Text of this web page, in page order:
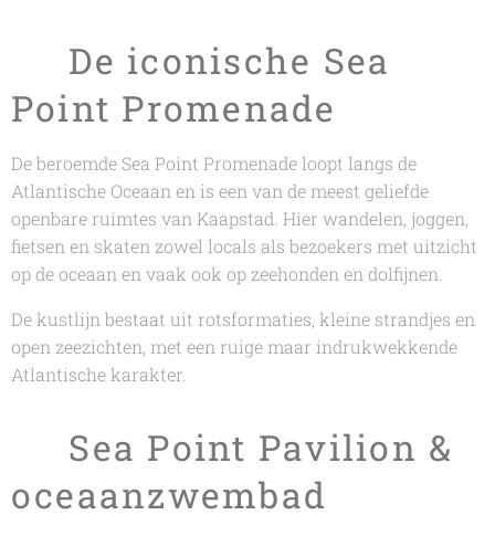
🌊 De iconische Sea
Point Promenade
De beroemde Sea Point Promenade loopt langs de
Atlantische Oceaan en is een van de meest geliefde
openbare ruimtes van Kaapstad. Hier wandelen, joggen,
fietsen en skaten zowel locals als bezoekers met uitzicht
op de oceaan en vaak ook op zeehonden en dolfijnen.
De kustlijn bestaat uit rotsformaties, kleine strandjes en
open zeezichten, met een ruige maar indrukwekkende
Atlantische karakter.
🏊 Sea Point Pavilion &
oceaanzwembad